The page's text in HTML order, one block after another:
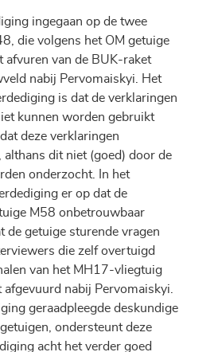
ingegaan op de twee
die volgens het OM getuige
afvuren van de BUK-raket
nabij Pervomaiskyi. Het
is dat de verklaringen
kunnen worden gebruikt
deze verklaringen
dit niet (goed) door de
onderzocht. In het
er op dat de
M58 onbetrouwbaar
de getuige sturende vragen
die zelf overtuigd
van het MH17-vliegtuig
nabij Pervomaiskyi.
geraadpleegde deskundige
ondersteunt deze
acht het verder goed